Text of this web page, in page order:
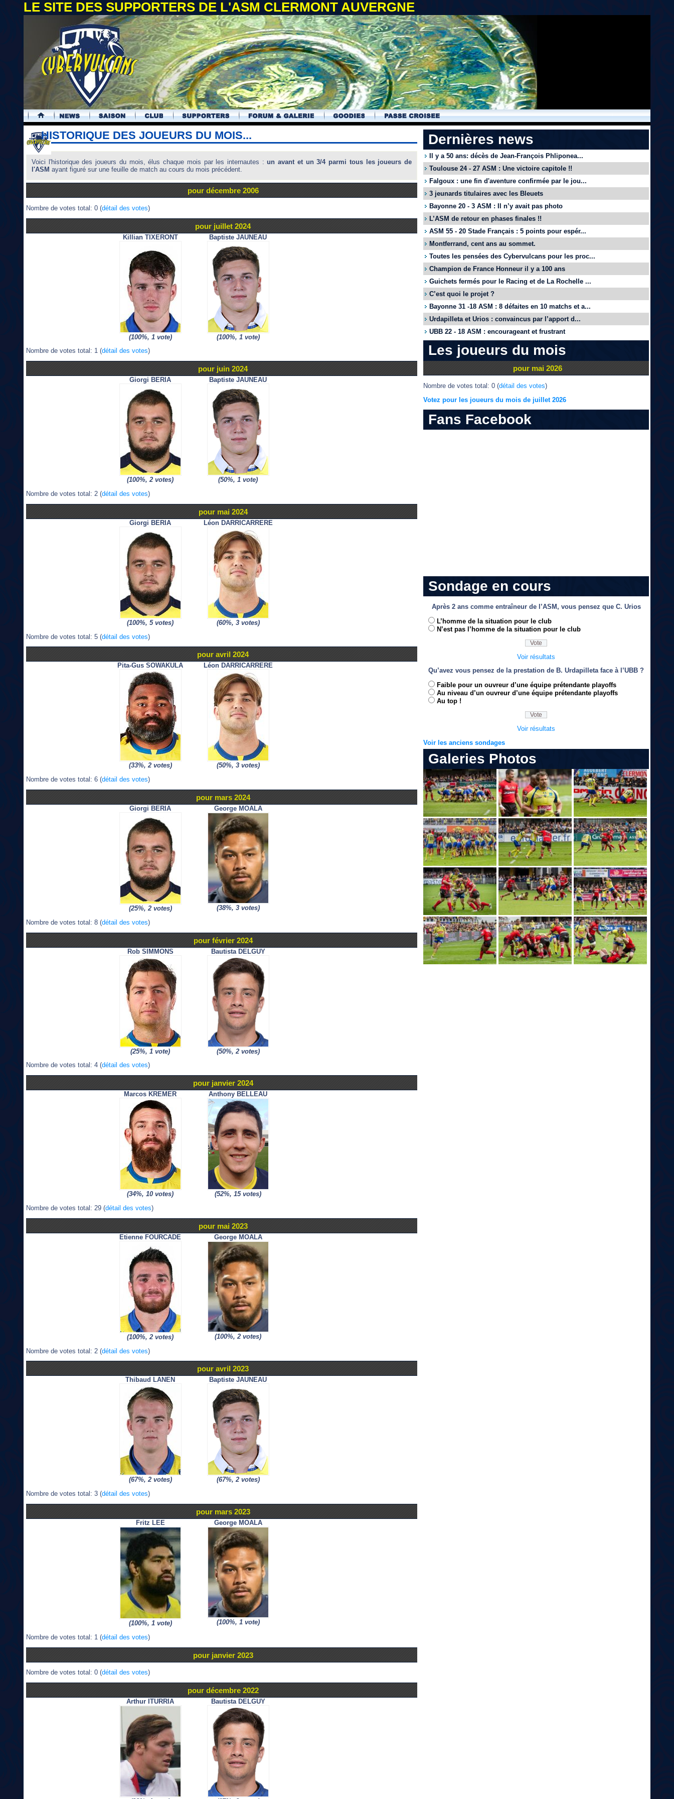
LE SITE DES SUPPORTERS DE L'ASM CLERMONT AUVERGNE
.
HISTORIQUE DES JOUEURS DU MOIS...
Voici l'historique des joueurs du mois, élus chaque mois par les internautes :un avant et un 3/4 parmi tous les joueurs de
l'ASM ayant figuré sur une feuille de match au cours du mois précédent.
pour décembre 2006
Nombre de votes total: 0 (détail des votes)
pour juillet 2024
Killian TIXERONT
(100%, 1 vote)
Baptiste JAUNEAU
(100%, 1 vote)
Nombre de votes total: 1 (détail des votes)
pour juin 2024
Giorgi BERIA
(100%, 2 votes)
Baptiste JAUNEAU
(50%, 1 vote)
Nombre de votes total: 2 (détail des votes)
pour mai 2024
Giorgi BERIA
(100%, 5 votes)
Léon DARRICARRERE
(60%, 3 votes)
Nombre de votes total: 5 (détail des votes)
pour avril 2024
Pita-Gus SOWAKULA
(33%, 2 votes)
Léon DARRICARRERE
(50%, 3 votes)
Nombre de votes total: 6 (détail des votes)
pour mars 2024
Giorgi BERIA
(25%, 2 votes)
George MOALA
(38%, 3 votes)
Nombre de votes total: 8 (détail des votes)
pour février 2024
Rob SIMMONS
(25%, 1 vote)
Bautista DELGUY
(50%, 2 votes)
Nombre de votes total: 4 (détail des votes)
pour janvier 2024
Marcos KREMER
(34%, 10 votes)
Anthony BELLEAU
(52%, 15 votes)
Nombre de votes total: 29 (détail des votes)
pour mai 2023
Etienne FOURCADE
(100%, 2 votes)
George MOALA
(100%, 2 votes)
Nombre de votes total: 2 (détail des votes)
pour avril 2023
Thibaud LANEN
(67%, 2 votes)
Baptiste JAUNEAU
(67%, 2 votes)
Nombre de votes total: 3 (détail des votes)
pour mars 2023
Fritz LEE
(100%, 1 vote)
George MOALA
(100%, 1 vote)
Nombre de votes total: 1 (détail des votes)
pour janvier 2023
Nombre de votes total: 0 (détail des votes)
pour décembre 2022
Arthur ITURRIA Bautista DELGUY
Dernières news
Il y a 50 ans: décès de Jean-François Phliponea...
Toulouse 24 - 27 ASM : Une victoire capitole !!
Falgoux : une fin d'aventure confirmée par le jou...
3 jeunards titulaires avec les Bleuets
Bayonne 20 - 3 ASM : Il n’y avait pas photo
L’ASM de retour en phases finales !!
ASM 55 - 20 Stade Français : 5 points pour espér...
Montferrand, cent ans au sommet.
Toutes les pensées des Cybervulcans pour les proc...
Champion de France Honneur il y a 100 ans
Guichets fermés pour le Racing et de La Rochelle ...
C’est quoi le projet ?
Bayonne 31 -18 ASM : 8 défaites en 10 matchs et a...
Urdapilleta et Urios : convaincus par l’apport d...
UBB 22 - 18 ASM : encourageant et frustrant
Les joueurs du mois
pour mai 2026
Nombre de votes total: 0 (détail des votes)
Votez pour les joueurs du mois de juillet 2026
Fans Facebook
Sondage en cours
Après 2 ans comme entraîneur de l’ASM, vous pensez que C. Urios
L’homme de la situation pour le club
N’est pas l’homme de la situation pour le club
Voir résultats
Qu’avez vous pensez de la prestation de B. Urdapilleta face à l’UBB ?
Faible pour un ouvreur d’une équipe prétendante playoffs
Au niveau d’un ouvreur d’une équipe prétendante playoffs
Au top !
Voir résultats
Voir les anciens sondages
Galeries Photos